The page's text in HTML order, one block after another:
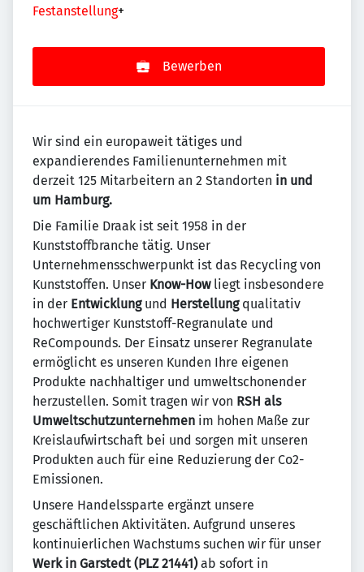
Festanstellung+
Bewerben
Wir sind ein europaweit tätiges und
expandierendes Familienunternehmen mit
derzeit 125 Mitarbeitern an 2 Standorten in und
um Hamburg.
Die Familie Draak ist seit 1958 in der
Kunststoffbranche tätig. Unser
Unternehmensschwerpunkt ist das Recycling von
Kunststoffen. Unser Know-How liegt insbesondere
in der Entwicklungund Herstellungqualitativ
hochwertiger Kunststoff-Regranulate und
ReCompounds. Der Einsatz unserer Regranulate
ermöglicht es unseren Kunden Ihre eigenen
Produkte nachhaltiger und umweltschonender
herzustellen. Somit tragen wir von RSH als
Umweltschutzunternehmen im hohen Maße zur
Kreislaufwirtschaft bei und sorgen mit unseren
Produkten auch für eine Reduzierung der Co2-
Emissionen.
Unsere Handelssparte ergänzt unsere
geschäftlichen Aktivitäten. Aufgrund unseres
kontinuierlichen Wachstums suchen wir für unser
Werk in Garstedt (PLZ 21441)ab sofort in